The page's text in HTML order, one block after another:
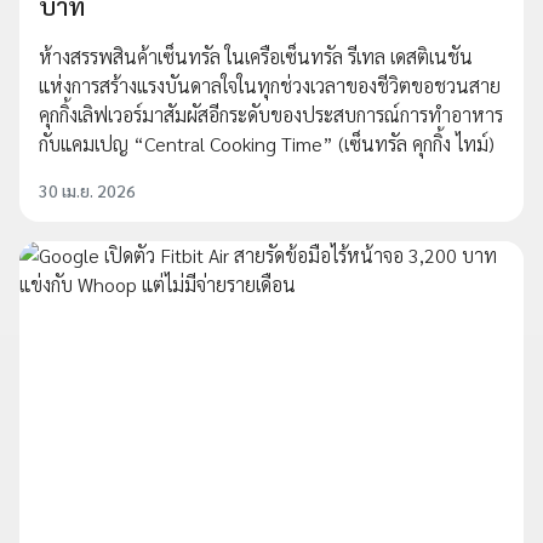
ห้างสรรพสินค้าเซ็นทรัล ในเครือเซ็นทรัล รีเทล เดสติเนชัน
แห่งการสร้างแรงบันดาลใจในทุกช่วงเวลาของชีวิตขอชวนสาย
คุกกิ้งเลิฟเวอร์มาสัมผัสอีกระดับของประสบการณ์การทำอาหาร
กับแคมเปญ “Central Cooking Time” (เซ็นทรัล คุกกิ้ง ไทม์)
30 เม.ย. 2026